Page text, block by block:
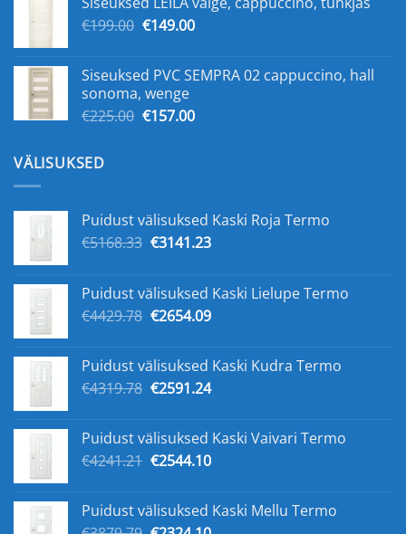
€199.00.€139.00.
€199.00 Algne
€199.00.
€149.00Praegune
€149.00.
Siseuksed PVC SEMPRA 02 cappuccino, hall
sonoma, wenge
€225.00 Algne
€157.00Praegune
VÄLISUKSED
Puidust välisuksed Kaski Roja Termo
€5168.33 Algne
€5168.33.
€3141.23Praegune
€3141.23.
Puidust välisuksed Kaski Lielupe Termo
€4429.78 Algne
€4429.78.
€2654.09Praegune
€2654.09.
Puidust välisuksed Kaski Kudra Termo
€4319.78 Algne
€4319.78.
€2591.24Praegune
€2591.24.
Puidust välisuksed Kaski Vaivari Termo
€4241.21 Algne
€4241.21.
€2544.10Praegune
€2544.10.
Puidust välisuksed Kaski Mellu Termo